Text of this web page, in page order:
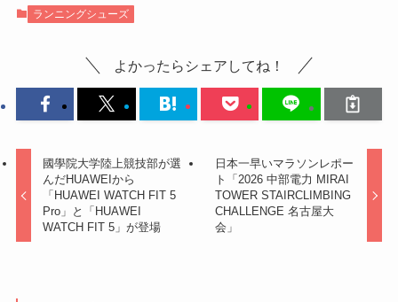
ランニングシューズ
よかったらシェアしてね！
國學院大学陸上競技部が選
んだHUAWEIから
「HUAWEI WATCH FIT 5
Pro」と「HUAWEI
WATCH FIT 5」が登場
日本一早いマラソンレポー
ト「2026 中部電力 MIRAI
TOWER STAIRCLIMBING
CHALLENGE 名古屋大
会」